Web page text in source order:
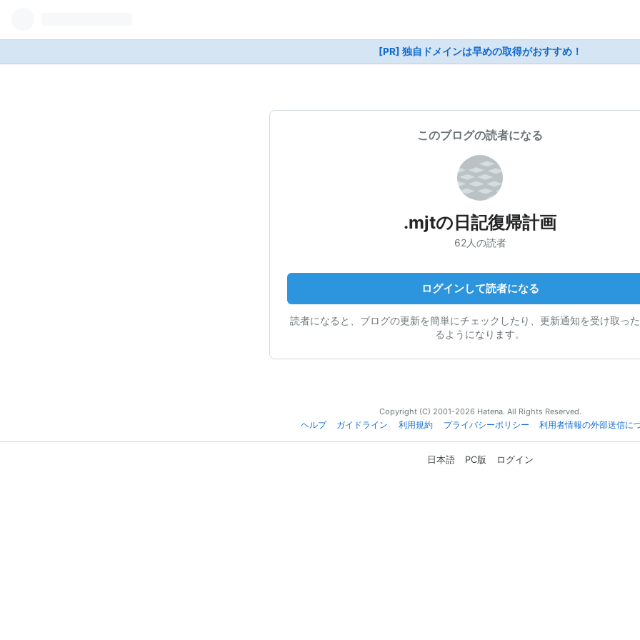
[PR] 独自ドメインは早めの取得がおすすめ！
このブログの読者になる
.mjtの日記復帰計画
62人の読者
ログインして読者になる
読者になると、ブログの更新を簡単にチェックしたり、更新通知を受け取っ
るようになります。
Copyright (C) 2001-2026 Hatena. All Rights Reserved.
ヘルプ
ガイドライン 利用規約 プライバシーポリシー 利用者情報の外部送信に
日本語 PC版 ログイン